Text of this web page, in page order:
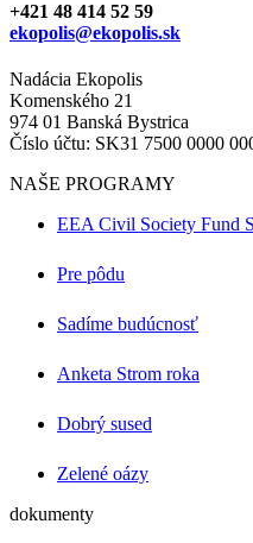
+421 48 414 52 59
ekopolis@ekopolis.sk
Nadácia Ekopolis
Komenského 21
974 01 Banská Bystrica
Číslo účtu: SK31 7500 0000
NAŠE PROGRAMY
EEA Civil Society Fund
Pre pôdu
Sadíme budúcnosť
Anketa Strom roka
Dobrý sused
Zelené oázy
dokumenty